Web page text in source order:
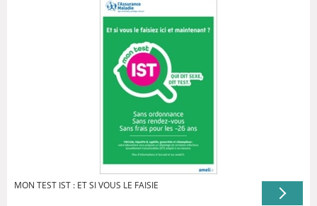
MON TEST IST : ET SI VOUS LE FAISIE